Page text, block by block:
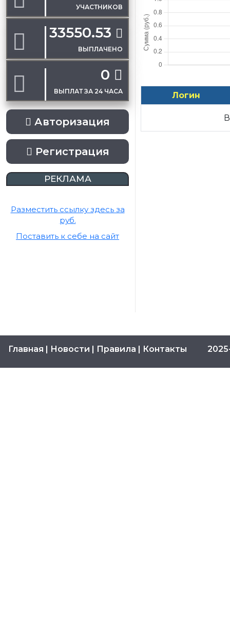
УЧАСТНИКОВ
33550.53
ВЫПЛАЧЕНО
0
ВЫПЛАТ ЗА 24 ЧАСА
Авторизация
Регистрация
РЕКЛАМА
Разместить ссылку здесь за
руб.
Поставить к себе на сайт
Логин
Главная | Новости | Правила | Контакты